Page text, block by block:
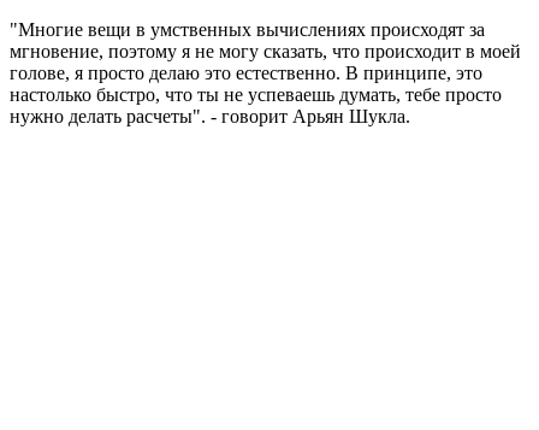
"Многие вещи в умственных вычислениях происходят за
мгновение, поэтому я не могу сказать, что происходит в моей
голове, я просто делаю это естественно. В принципе, это
настолько быстро, что ты не успеваешь думать, тебе просто
нужно делать расчеты". - говорит Арьян Шукла.